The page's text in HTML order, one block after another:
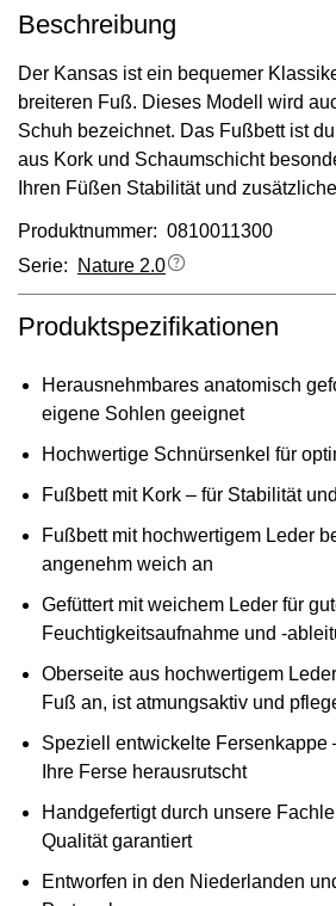
Beschreibung
Der Kansas ist ein bequemer
breiteren Fuß. Dieses Modell wird
Schuh bezeichnet. Das Fußbett ist
aus Kork und Schaumschicht
Ihren Füßen Stabilität und
Produktnummer: 0810011300
Serie:
Nature 2.0
Produktspezifikationen
Herausnehmbares anatomisch
eigene Sohlen geeignet
Hochwertige Schnürsenkel für
Fußbett mit Kork – für Stabilität
Fußbett mit hochwertigem Leder
angenehm weich an
Gefüttert mit weichem Leder für
Feuchtigkeitsaufnahme und -
Oberseite aus hochwertigem
Fuß an, ist atmungsaktiv und
Speziell entwickelte Fersenkappe
Ihre Ferse herausrutscht
Handgefertigt durch unsere
Qualität garantiert
Entworfen in den Niederlanden